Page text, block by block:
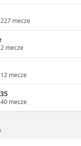
mecze
mecze
mecze
mecze